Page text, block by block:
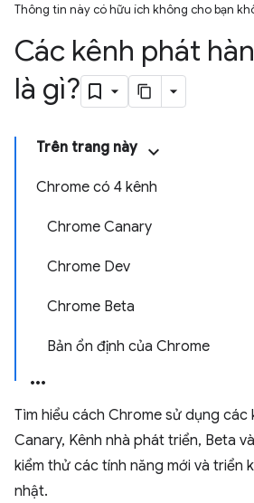
Thông tin này có hữu ích không cho bạn
Các kênh phát
là gì?
Trên trang này
Chrome có 4 kênh
Chrome Canary
Chrome Dev
Chrome Beta
Bản ổn định của Chrome
Tìm hiểu cách Chrome sử dụng các
Canary, Kênh nhà phát triển, Beta
kiểm thử các tính năng mới và triển
nhật.